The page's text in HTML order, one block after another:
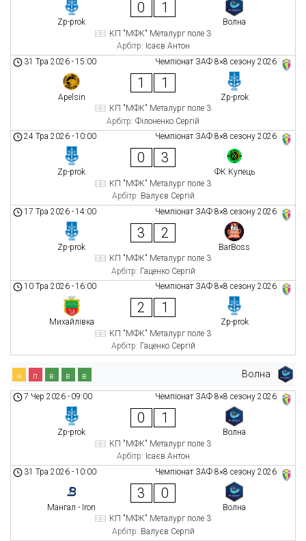
Zp-prok
0 1
Волна
КП "МФК" Металург поле 3
Арбітр: Ісаєв Антон
Чемпіонат ЗАФ 8×8 сезону 2026
31 Тра 2026 -15:00
Apelsin
1 1
Zp-prok
КП "МФК" Металург поле 3
Арбітр: Філоненко Сергій
Чемпіонат ЗАФ 8×8 сезону 2026
24 Тра 2026 -10:00
Zp-prok
0 3
ФК Купець
КП "МФК" Металург поле 3
Арбітр: Валуєв Сергій
Чемпіонат ЗАФ 8×8 сезону 2026
17 Тра 2026 -14:00
Zp-prok
3 2
BarBoss
КП "МФК" Металург поле 3
Арбітр: Гаценко Сергій
Чемпіонат ЗАФ 8×8 сезону 2026
10 Тра 2026 -16:00
Михайлівка
2 1
Zp-prok
КП "МФК" Металург поле 3
Арбітр: Гаценко Сергій
Волна
н п в в в
Чемпіонат ЗАФ 8×8 сезону 2026
7 Чер 2026 - 09:00
Zp-prok
0 1
Волна
КП "МФК" Металург поле 3
Арбітр: Ісаєв Антон
Чемпіонат ЗАФ 8×8 сезону 2026
31 Тра 2026 -10:00
Мангал - Iron
3 0
Волна
КП "МФК" Металург поле 3
Арбітр: Валуєв Сергій